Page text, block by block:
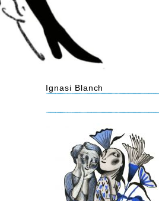
Ignasi Blanch